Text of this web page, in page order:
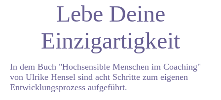
Lebe Deine
Einzigartigkeit
In dem Buch "Hochsensible Menschen im Coaching"
von Ulrike Hensel sind acht Schritte zum eigenen
Entwicklungsprozess aufgeführt.